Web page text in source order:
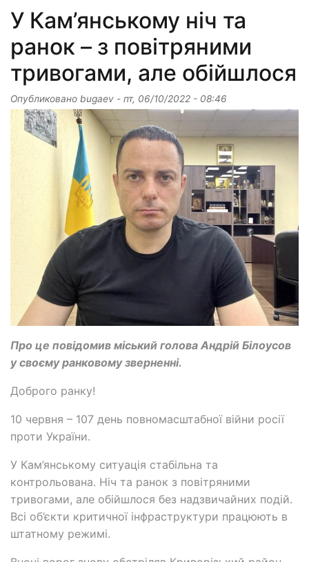
У Кам’янському ніч та
ранок – з повітряними
тривогами, але обійшлося
Опубликовано bugaev - пт, 06/10/2022 - 08:46
Про це повідомив міський голова Андрій Білоусов
у своєму ранковому зверненні.
Доброго ранку!
10 червня – 107 день повномасштабної війни росії
проти України.
У Кам’янському ситуація стабільна та
контрольована. Ніч та ранок з повітряними
тривогами, але обійшлося без надзвичайних подій.
Всі об’єкти критичної інфраструктури працюють в
штатному режимі.